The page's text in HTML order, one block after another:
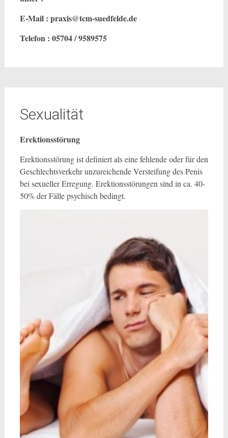
E-Mail : praxis@tcm-suedfelde.de
Telefon : 05704 / 9589575
Sexualität
Erektionsstörung
Erektionsstörung ist definiert als eine fehlende oder für den
Geschlechtsverkehr unzureichende Versteifung des Penis
bei sexueller Erregung. Erektionsstörungen sind in ca. 40-
50% der Fälle psychisch bedingt.